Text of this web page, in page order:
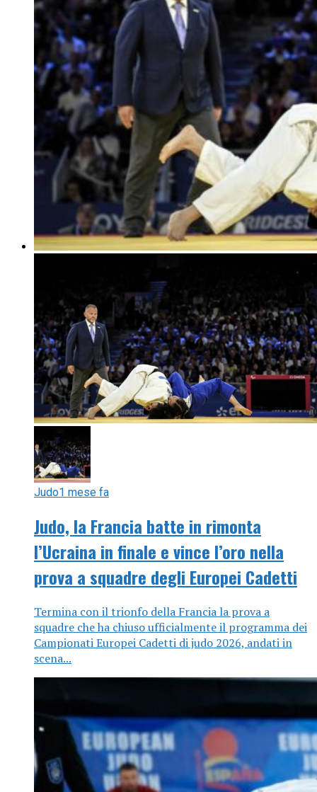
Judo1 mese fa
Judo, la Francia batte in rimonta
l’Ucraina in finale e vince l’oro nella
prova a squadre degli Europei Cadetti
Termina con il trionfo della Francia la prova a
squadre che ha chiuso ufficialmente il programma dei
Campionati Europei Cadetti di judo 2026, andati in
scena...